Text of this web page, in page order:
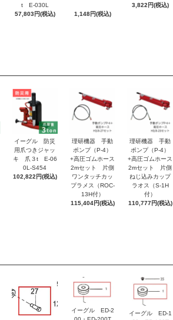
t E-030L
57,803円(税込)
1,148円(税込)
3,822円(税込)
イーグル 防災
用爪つきジャッ
キ 爪３t E-06
0L-S454
102,822円(税込)
理研機器 手動
ポンプ（P-4）
+高圧ゴムホース
2mセット 片側
ワンタッチカッ
プラメス（ROC-
13H付）
115,404円(税込)
理研機器 手動
ポンプ（P-4）
+高圧ゴムホース
2mセット 片側
ねじ込みカップ
ラオス（S-1H
付）
110,777円(税込)
イーグル ED-2
イーグル ED-1